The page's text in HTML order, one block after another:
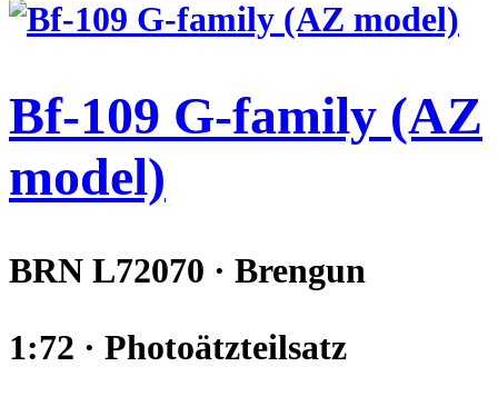
Bf-109 G-family (AZ
model)
BRN L72070 · Brengun
1:72 · Photoätzteilsatz